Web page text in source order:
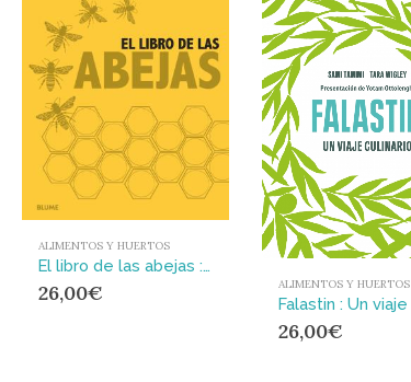
ALIMENTOS Y HUERTOS
El libro de las abejas : Descubrir y preservar su maravilloso mundo para las futuras generaciones
26,00€ ALIMENTOS Y HUERTOS
26,00€